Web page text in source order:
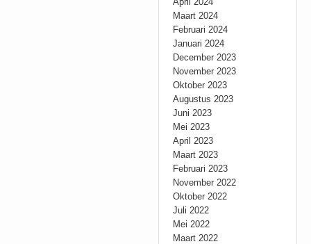
Maart 2024
Februari 2024
Januari 2024
December 2023
November 2023
Oktober 2023
Augustus 2023
Juni 2023
Mei 2023
April 2023
Maart 2023
Februari 2023
November 2022
Oktober 2022
Juli 2022
Mei 2022
Maart 2022